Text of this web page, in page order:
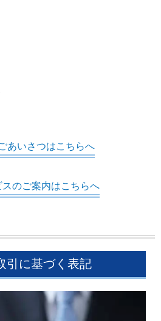
あいさつはこちらへ
スのご案内はこちらへ
引に基づく表記